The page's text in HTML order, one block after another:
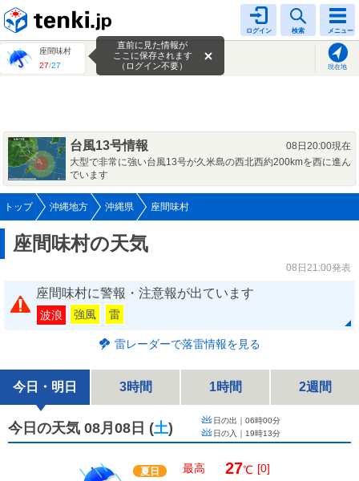
ログイン 検索 メニュー
座間味村
27/27 現在地
直前に見た情報が
ここに保存されます
（ログイン不要）
台風13号情報
08日20:00現在
大型で非常に強い台風13号が久米島の西北西約200kmを西に進ん
でいます
トップ 沖縄地方 沖縄県 座間味村
座間味村の天気
08日21:00発表
座間味村に警報・注意報が出ています
波浪 強風 雷
雷レーダーで落雷情報を見る
今日・明日 3時間 1時間 2週間
今日の天気 08月08日 (土) 日の出｜ 06時00分
日の入｜ 19時13分
夏日 最高 27℃ [0]